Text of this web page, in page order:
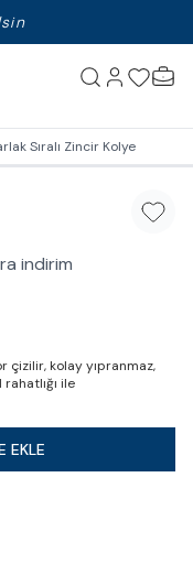
Sıralı Zincir Kolye
indirim
çizilir, kolay yıpranmaz,
rahatlığı ile
EKLE